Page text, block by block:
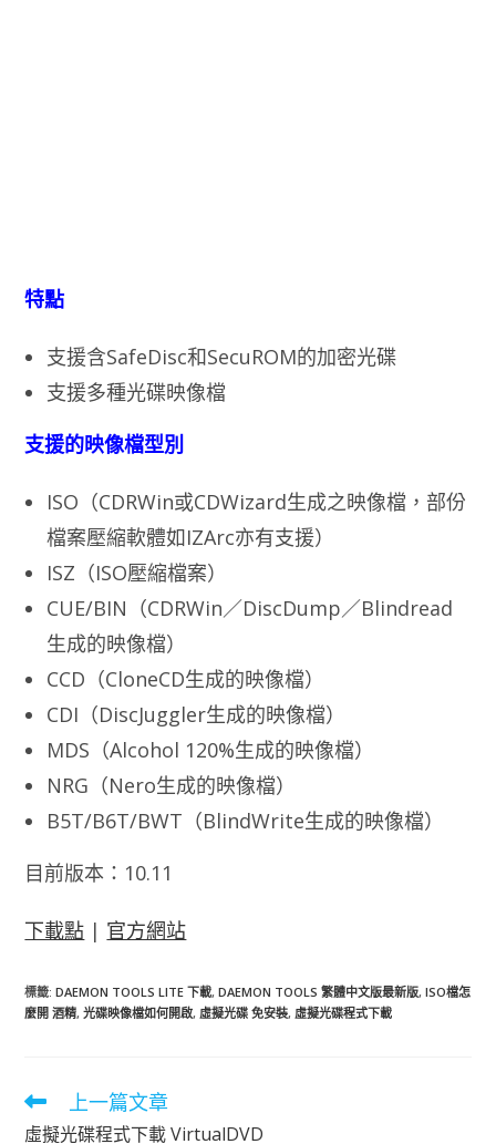
特點
支援含SafeDisc和SecuROM的加密光碟
支援多種光碟映像檔
支援的映像檔型別
ISO（CDRWin或CDWizard生成之映像檔，部份
檔案壓縮軟體如IZArc亦有支援）
ISZ（ISO壓縮檔案）
CUE/BIN（CDRWin／DiscDump／Blindread
生成的映像檔）
CCD（CloneCD生成的映像檔）
CDI（DiscJuggler生成的映像檔）
MDS（Alcohol 120%生成的映像檔）
NRG（Nero生成的映像檔）
B5T/B6T/BWT（BlindWrite生成的映像檔）
目前版本：10.11
下載點 | 官方網站
標籤:DAEMON TOOLS LITE 下載, DAEMON TOOLS 繁體中文版最新版, ISO檔怎
麼開 酒精, 光碟映像檔如何開啟, 虛擬光碟 免安裝, 虛擬光碟程式下載
閱
讀
上一篇文章
虛擬光碟程式下載 VirtualDVD